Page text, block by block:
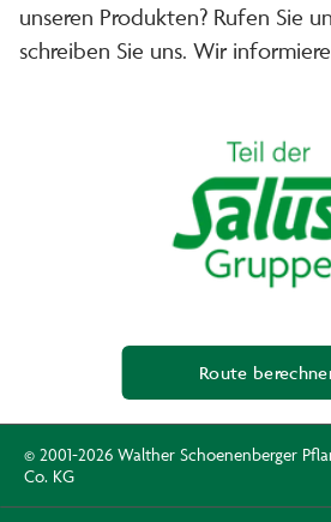
unseren Produkten? Rufen Sie
schreiben Sie uns. Wir
Route
© 2001-2026 Walther Schoenenberger
Co. KG